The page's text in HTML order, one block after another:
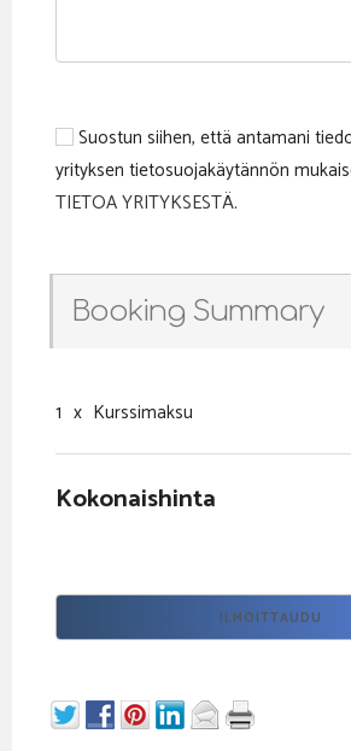
Suostun siihen, että antamani
yrityksen tietosuojakäytännön
TIETOA YRITYKSESTÄ.
Booking Summary
1 x Kurssimaksu
Kokonaishinta